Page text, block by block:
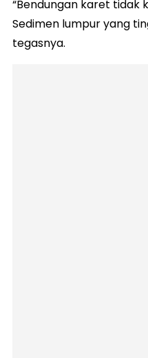
“Bendungan karet tidak
Sedimen lumpur yang
tegasnya.